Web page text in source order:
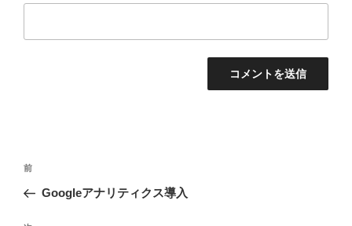
投
ナ
前
の
前
Googleアナリティクス導入